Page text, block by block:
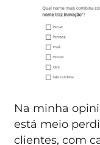
Na minha
está meio
clientes, com